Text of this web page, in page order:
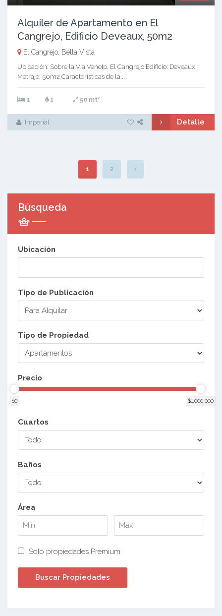
Alquiler de Apartamento en El
Cangrejo, Edificio Deveaux, 50m2
El Cangrejo, Bella Vista
Ubicación: Sobre la Via Veneto, El Cangrejo Edificio: Deveaux
Metraje: 50m2 Características de la...
1 1 50 mt2
Imperial Detalle
1 2
Búsqueda
Ubicación
Tipo de Publicación
Tipo de Propiedad
Precio
$0 $1,000,000
Cuartos
Baños
Área
Solo propiedades Premium